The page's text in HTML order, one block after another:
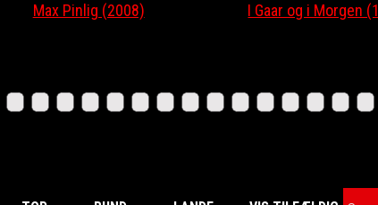
Max Pinlig (2008) I Gaar og i Morgen (1945)